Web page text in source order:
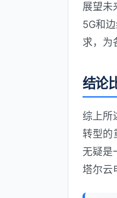
展望未
5G和
求，为
结论
综上所
转型的
无疑是
塔尔云